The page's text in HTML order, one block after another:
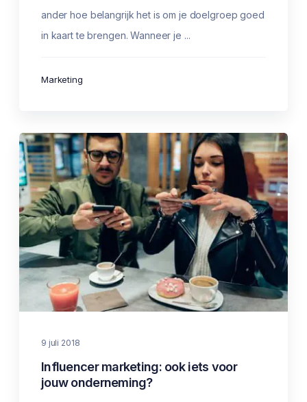
ander hoe belangrijk het is om je doelgroep goed
in kaart te brengen. Wanneer je ...
Marketing
9 juli 2018
Influencer marketing: ook iets voor
jouw onderneming?